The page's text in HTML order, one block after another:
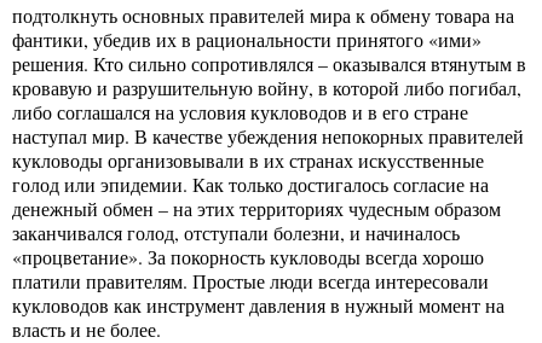
подтолкнуть основных правителей мира к обмену товара на
фантики, убедив их в рациональности принятого «ими»
решения. Кто сильно сопротивлялся – оказывался втянутым в
кровавую и разрушительную войну, в которой либо погибал,
либо соглашался на условия кукловодов и в его стране
наступал мир. В качестве убеждения непокорных правителей
кукловоды организовывали в их странах искусственные
голод или эпидемии. Как только достигалось согласие на
денежный обмен – на этих территориях чудесным образом
заканчивался голод, отступали болезни, и начиналось
«процветание». За покорность кукловоды всегда хорошо
платили правителям. Простые люди всегда интересовали
кукловодов как инструмент давления в нужный момент на
власть и не более.